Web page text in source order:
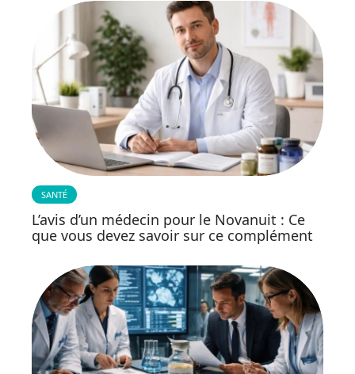
SANTÉ
L’avis d’un médecin pour le Novanuit : Ce
que vous devez savoir sur ce complément